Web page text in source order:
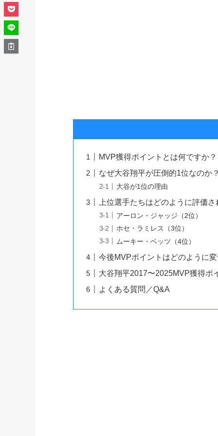
MVP獲得ポイントとは何ですか？
なぜ大谷翔平が圧倒的1位なのか？
大谷が1位の理由
上位選手たちはどのように評価さ
アーロン・ジャッジ（2位）
ホセ・ラミレス（3位）
ムーキー・ベッツ（4位）
今後MVPポイントはどのように変
大谷翔平2017〜2025MVP獲得ポ
よくある質問／Q&A